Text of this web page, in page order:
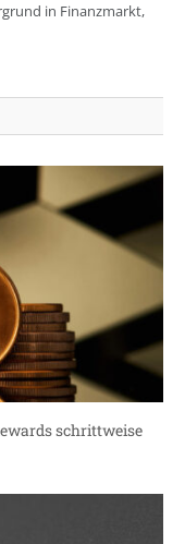
in Finanzmarkt,
schrittweise